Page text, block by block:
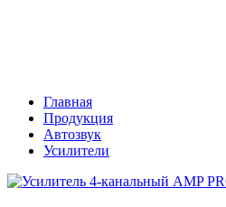
Главная
Продукция
Автозвук
Усилители